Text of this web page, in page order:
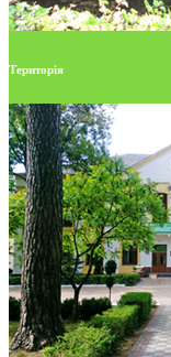
Територія